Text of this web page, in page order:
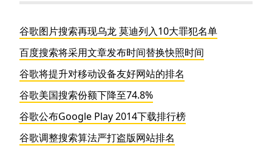
谷歌图片搜索再现乌龙 莫迪列入10大罪犯名单
百度搜索将采用文章发布时间替换快照时间
谷歌将提升对移动设备友好网站的排名
谷歌美国搜索份额下降至74.8%
谷歌公布Google Play 2014下载排行榜
谷歌调整搜索算法严打盗版网站排名